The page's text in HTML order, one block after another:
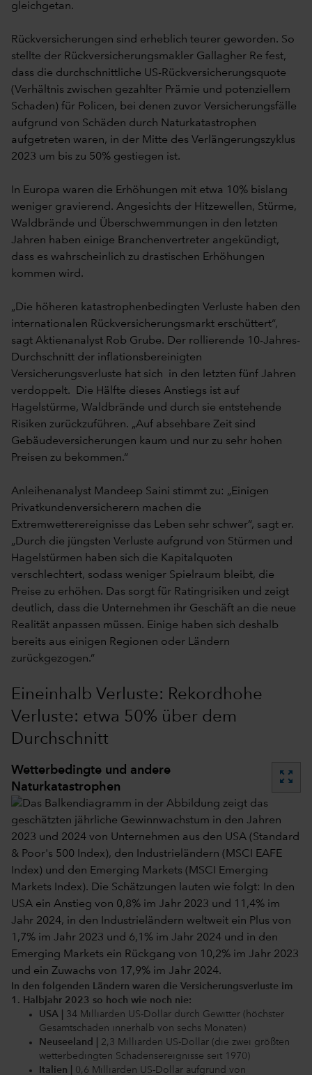
gleichgetan.
Rückversicherungen sind erheblich teurer geworden. So
stellte der Rückversicherungsmakler Gallagher Re fest,
dass die durchschnittliche US-Rückversicherungsquote
(Verhältnis zwischen gezahlter Prämie und potenziellem
Schaden) für Policen, bei denen zuvor Versicherungsfälle
aufgrund von Schäden durch Naturkatastrophen
aufgetreten waren, in der Mitte des Verlängerungszyklus
2023 um bis zu 50% gestiegen ist.
In Europa waren die Erhöhungen mit etwa 10% bislang
weniger gravierend. Angesichts der Hitzewellen, Stürme,
Waldbrände und Überschwemmungen in den letzten
Jahren haben einige Branchenvertreter angekündigt,
dass es wahrscheinlich zu drastischen Erhöhungen
kommen wird.
„Die höheren katastrophenbedingten Verluste haben den
internationalen Rückversicherungsmarkt erschüttert“,
sagt Aktienanalyst Rob Grube. Der rollierende 10-Jahres-
Durchschnitt der inflationsbereinigten
Versicherungsverluste hat sich in den letzten fünf Jahren
verdoppelt. Die Hälfte dieses Anstiegs ist auf
Hagelstürme, Waldbrände und durch sie entstehende
Risiken zurückzuführen. „Auf absehbare Zeit sind
Gebäudeversicherungen kaum und nur zu sehr hohen
Preisen zu bekommen.“
Anleihenanalyst Mandeep Saini stimmt zu: „Einigen
Privatkundenversicherern machen die
Extremwetterereignisse das Leben sehr schwer“, sagt er.
„Durch die jüngsten Verluste aufgrund von Stürmen und
Hagelstürmen haben sich die Kapitalquoten
verschlechtert, sodass weniger Spielraum bleibt, die
Preise zu erhöhen. Das sorgt für Ratingrisiken und zeigt
deutlich, dass die Unternehmen ihr Geschäft an die neue
Realität anpassen müssen. Einige haben sich deshalb
bereits aus einigen Regionen oder Ländern
zurückgezogen.“
Eineinhalb Verluste: Rekordhohe
Verluste: etwa 50% über dem
Durchschnitt
Wetterbedingte und andere
Naturkatastrophen
zoom_out_map
In den folgenden Ländern waren die Versicherungsverluste im
1. Halbjahr 2023 so hoch wie noch nie:
USA |
34 Milliarden US-Dollar durch Gewitter (höchster
Gesamtschaden innerhalb von sechs Monaten)
Neuseeland | 2,3 Milliarden US-Dollar (die zwei größten
wetterbedingten Schadensereignisse seit 1970)
Italien | 0,6 Milliarden US-Dollar aufgrund von